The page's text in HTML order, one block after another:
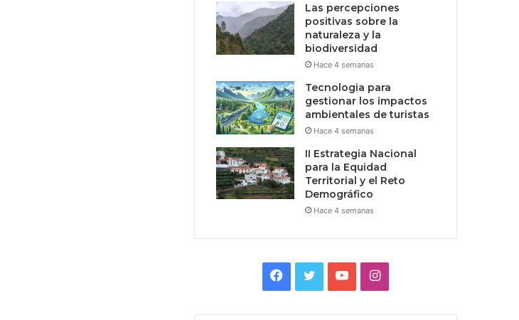
Las percepciones
positivas sobre la
naturaleza y la
biodiversidad
Hace 4 semanas
Tecnologia para
gestionar los impactos
ambientales de turistas
Hace 4 semanas
II Estrategia Nacional
para la Equidad
Territorial y el Reto
Demográfico
Hace 4 semanas
Facebook
TwitterYouTubeInstagram